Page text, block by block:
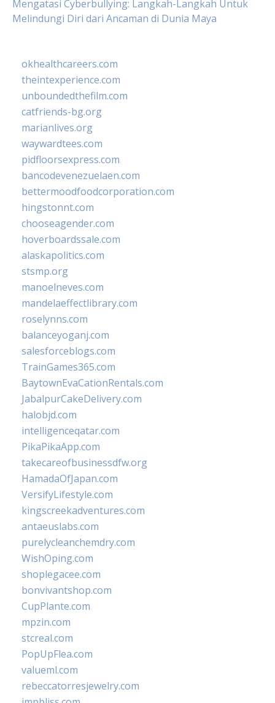
Mengatasi Cyberbullying: Langkah-Langkah Untuk
Melindungi Diri dari Ancaman di Dunia Maya
okhealthcareers.com
theintexperience.com
unboundedthefilm.com
catfriends-bg.org
marianlives.org
waywardtees.com
pidfloorsexpress.com
bancodevenezuelaen.com
bettermoodfoodcorporation.com
hingstonnt.com
chooseagender.com
hoverboardssale.com
alaskapolitics.com
stsmp.org
manoelneves.com
mandelaeffectlibrary.com
roselynns.com
balanceyoganj.com
salesforceblogs.com
TrainGames365.com
BaytownEvaCationRentals.com
JabalpurCakeDelivery.com
halobjd.com
intelligenceqatar.com
PikaPikaApp.com
takecareofbusinessdfw.org
HamadaOfJapan.com
VersifyLifestyle.com
kingscreekadventures.com
antaeuslabs.com
purelycleanchemdry.com
WishOping.com
shoplegacee.com
bonvivantshop.com
CupPlante.com
mpzin.com
stcreal.com
PopUpFlea.com
valueml.com
rebeccatorresjewelry.com